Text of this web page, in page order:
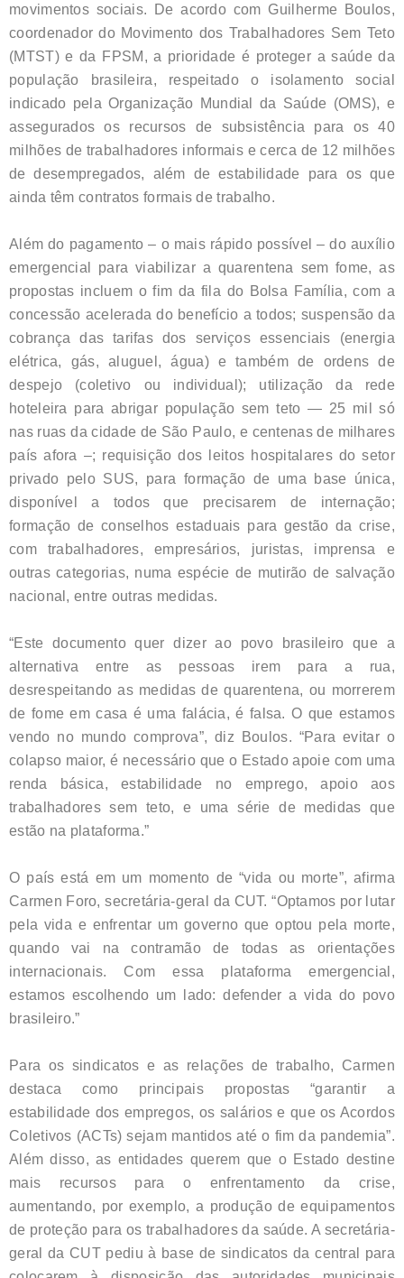
movimentos sociais. De acordo com Guilherme Boulos,
coordenador do Movimento dos Trabalhadores Sem Teto
(MTST) e da FPSM, a prioridade é proteger a saúde da
população brasileira, respeitado o isolamento social
indicado pela Organização Mundial da Saúde (OMS), e
assegurados os recursos de subsistência para os 40
milhões de trabalhadores informais e cerca de 12 milhões
de desempregados, além de estabilidade para os que
ainda têm contratos formais de trabalho.
Além do pagamento – o mais rápido possível – do auxílio
emergencial para viabilizar a quarentena sem fome, as
propostas incluem o fim da fila do Bolsa Família, com a
concessão acelerada do benefício a todos; suspensão da
cobrança das tarifas dos serviços essenciais (energia
elétrica, gás, aluguel, água) e também de ordens de
despejo (coletivo ou individual); utilização da rede
hoteleira para abrigar população sem teto — 25 mil só
nas ruas da cidade de São Paulo, e centenas de milhares
país afora –; requisição dos leitos hospitalares do setor
privado pelo SUS, para formação de uma base única,
disponível a todos que precisarem de internação;
formação de conselhos estaduais para gestão da crise,
com trabalhadores, empresários, juristas, imprensa e
outras categorias, numa espécie de mutirão de salvação
nacional, entre outras medidas.
“Este documento quer dizer ao povo brasileiro que a
alternativa entre as pessoas irem para a rua,
desrespeitando as medidas de quarentena, ou morrerem
de fome em casa é uma falácia, é falsa. O que estamos
vendo no mundo comprova”, diz Boulos. “Para evitar o
colapso maior, é necessário que o Estado apoie com uma
renda básica, estabilidade no emprego, apoio aos
trabalhadores sem teto, e uma série de medidas que
estão na plataforma.”
O país está em um momento de “vida ou morte”, afirma
Carmen Foro, secretária-geral da CUT. “Optamos por lutar
pela vida e enfrentar um governo que optou pela morte,
quando vai na contramão de todas as orientações
internacionais. Com essa plataforma emergencial,
estamos escolhendo um lado: defender a vida do povo
brasileiro.”
Para os sindicatos e as relações de trabalho, Carmen
destaca como principais propostas “garantir a
estabilidade dos empregos, os salários e que os Acordos
Coletivos (ACTs) sejam mantidos até o fim da pandemia”.
Além disso, as entidades querem que o Estado destine
mais recursos para o enfrentamento da crise,
aumentando, por exemplo, a produção de equipamentos
de proteção para os trabalhadores da saúde. A secretária-
geral da CUT pediu à base de sindicatos da central para